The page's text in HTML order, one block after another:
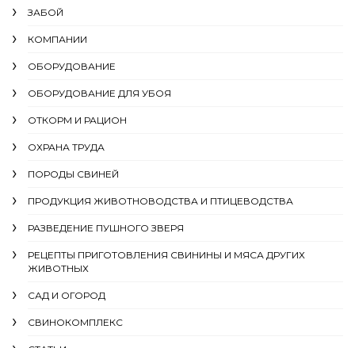
ЗАБОЙ
КОМПАНИИ
ОБОРУДОВАНИЕ
ОБОРУДОВАНИЕ ДЛЯ УБОЯ
ОТКОРМ И РАЦИОН
ОХРАНА ТРУДА
ПОРОДЫ СВИНЕЙ
ПРОДУКЦИЯ ЖИВОТНОВОДСТВА И ПТИЦЕВОДСТВА
РАЗВЕДЕНИЕ ПУШНОГО ЗВЕРЯ
РЕЦЕПТЫ ПРИГОТОВЛЕНИЯ СВИНИНЫ И МЯСА ДРУГИХ
ЖИВОТНЫХ
САД И ОГОРОД
СВИНОКОМПЛЕКС